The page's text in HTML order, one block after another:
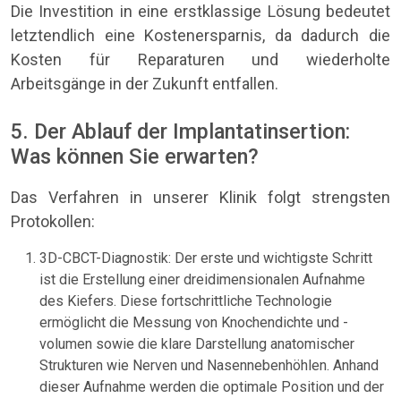
Die Investition in eine erstklassige Lösung bedeutet
letztendlich eine Kostenersparnis, da dadurch die
Kosten für Reparaturen und wiederholte
Arbeitsgänge in der Zukunft entfallen.
5. Der Ablauf der Implantatinsertion:
Was können Sie erwarten?
Das Verfahren in unserer Klinik folgt strengsten
Protokollen:
3D-CBCT-Diagnostik: Der erste und wichtigste Schritt
ist die Erstellung einer dreidimensionalen Aufnahme
des Kiefers. Diese fortschrittliche Technologie
ermöglicht die Messung von Knochendichte und -
volumen sowie die klare Darstellung anatomischer
Strukturen wie Nerven und Nasennebenhöhlen. Anhand
dieser Aufnahme werden die optimale Position und der